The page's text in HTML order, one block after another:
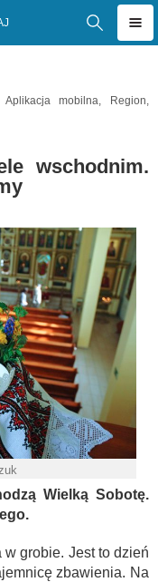
Aplikacja mobilna, Region,
wschodnim.
Wielką Sobotę.
grobie. Jest to dzień
zbawienia. Na